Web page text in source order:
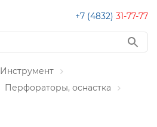
+7 (4832) 31-77-77
Инструмент
Перфораторы, оснастка